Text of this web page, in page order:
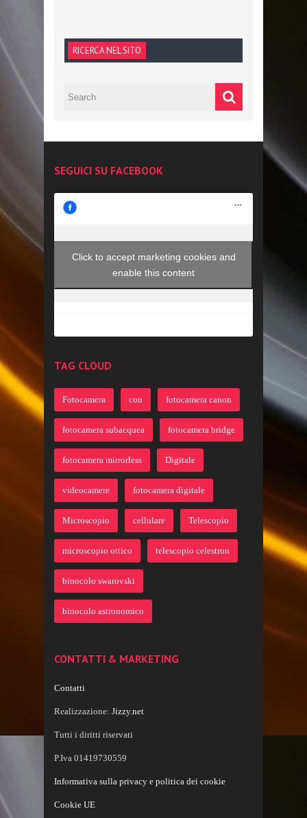
RICERCA NEL SITO
SEGUICI SU FACEBOOK
Click to accept marketing cookies and
enable this content
TAG CLOUD
Fotocamera con fotocamera canon
fotocamera subacquea fotocamera bridge
fotocamera mirrorless Digitale
videocamere fotocamera digitale
Microscopio cellulare Telescopio
microscopio ottico telescopio celestron
binocolo swarovski
binocolo astronomico
CONTATTI & MARKETING
Contatti
Realizzazione: Jizzy.net
Tutti i diritti riservati
P.Iva 01419730559
Informativa sulla privacy e politica dei cookie
Cookie UE